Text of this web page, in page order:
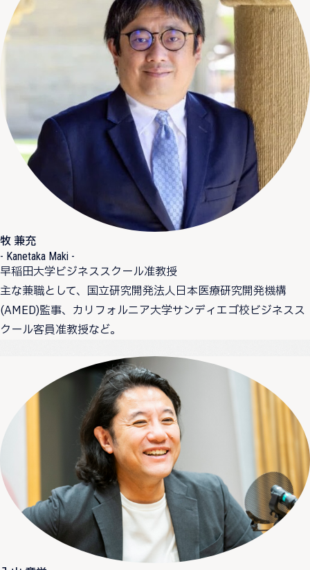
牧 兼充
- Kanetaka Maki -
早稲田大学ビジネススクール准教授
主な兼職として、国立研究開発法人日本医療研究開発機構
(AMED)監事、カリフォルニア大学サンディエゴ校ビジネスス
クール客員准教授など。